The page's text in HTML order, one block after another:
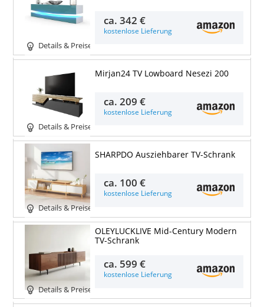
Details & Preise
ca.342 €
kostenlose Lieferung
Details & Preise
Mirjan24 TV Lowboard Nesezi 200
ca.209 €
kostenlose Lieferung
Details & Preise
SHARPDO Ausziehbarer TV-Schrank
ca. 100 €
kostenlose Lieferung
Details & Preise
OLEYLUCKLIVE Mid-Century Modern
TV-Schrank
ca. 599 €
kostenlose Lieferung